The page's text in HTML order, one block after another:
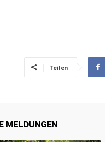
Teilen
MELDUNGEN